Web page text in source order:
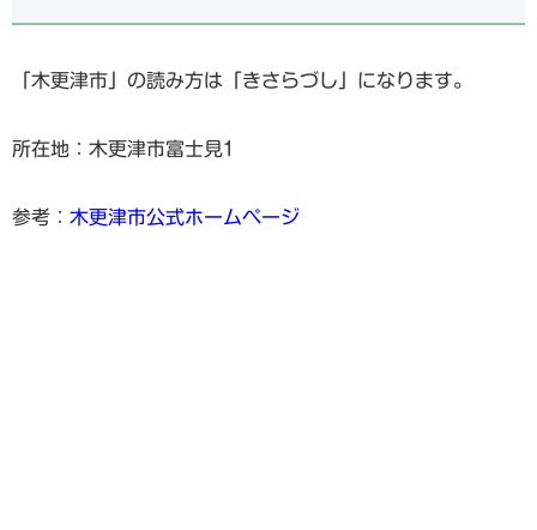
「木更津市」の読み方は「きさらづし」になります。
所在地：木更津市富士見1
参考： 木更津市公式ホームページ